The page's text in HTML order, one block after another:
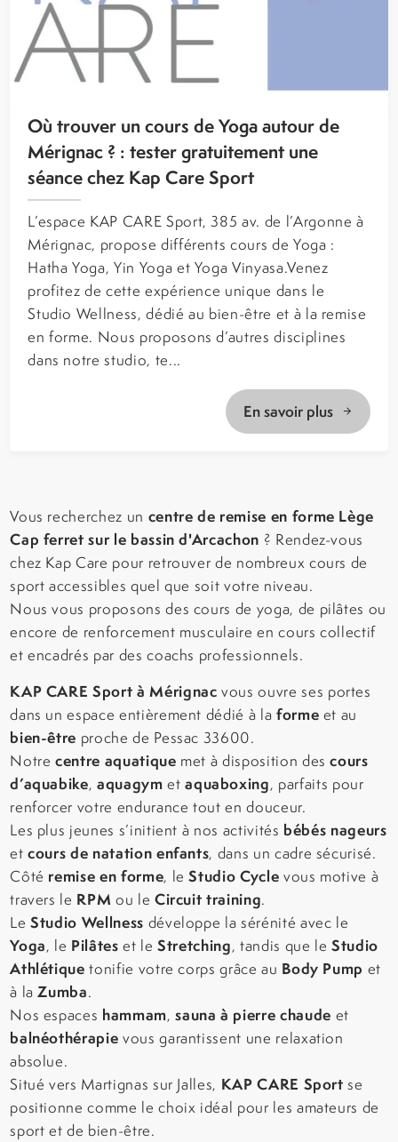
Où trouver un cours de Yoga autour de
Mérignac ? : tester gratuitement une
séance chez Kap Care Sport
L’espace KAP CARE Sport, 385 av. de l’Argonne à
Mérignac, propose différents cours de Yoga :
Hatha Yoga, Yin Yoga et Yoga Vinyasa.Venez
profitez de cette expérience unique dans le
Studio Wellness, dédié au bien-être et à la remise
en forme. Nous proposons d’autres disciplines
dans notre studio, te...
En savoir plus
Vous recherchez un centre de remise en forme Lège
Cap ferret sur le bassin d'Arcachon ? Rendez-vous
chez Kap Care pour retrouver de nombreux cours de
sport accessibles quel que soit votre niveau.
Nous vous proposons des cours de yoga, de pilâtes ou
encore de renforcement musculaire en cours collectif
et encadrés par des coachs professionnels.
KAP CARE Sport à Mérignac vous ouvre ses portes
dans un espace entièrement dédié à la forme et au
bien-être proche de Pessac 33600.
Notrecentre aquatique met à disposition descours
d’aquabike,aquagym etaquaboxing, parfaits pour
renforcer votre endurance tout en douceur.
Les plus jeunes s’initient à nos activités bébés nageurs
etcours de natation enfants, dans un cadre sécurisé.
Côté remise en forme, leStudio Cycle vous motive à
travers le RPM ou le Circuit training.
LeStudio Wellness développe la sérénité avec le
Yoga, le Pilâtes et leStretching, tandis que leStudio
Athlétique tonifie votre corps grâce au Body Pump et
à laZumba.
Nos espaces hammam,sauna à pierre chaude et
balnéothérapie vous garantissent une relaxation
absolue.
Situé vers Martignas sur Jalles, KAP CARE Sport se
positionne comme le choix idéal pour les amateurs de
sport et de bien-être.